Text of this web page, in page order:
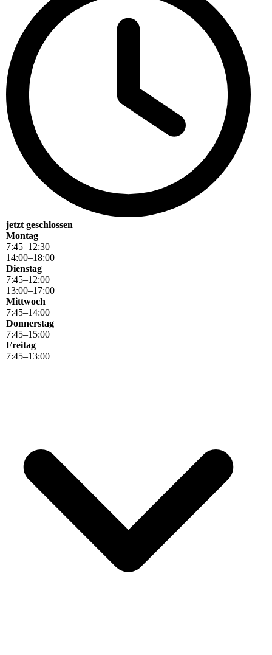
jetzt geschlossen
Montag
7:45–12:30
14:00–18:00
Dienstag
7:45–12:00
13:00–17:00
Mittwoch
7:45–14:00
Donnerstag
7:45–15:00
Freitag
7:45–13:00